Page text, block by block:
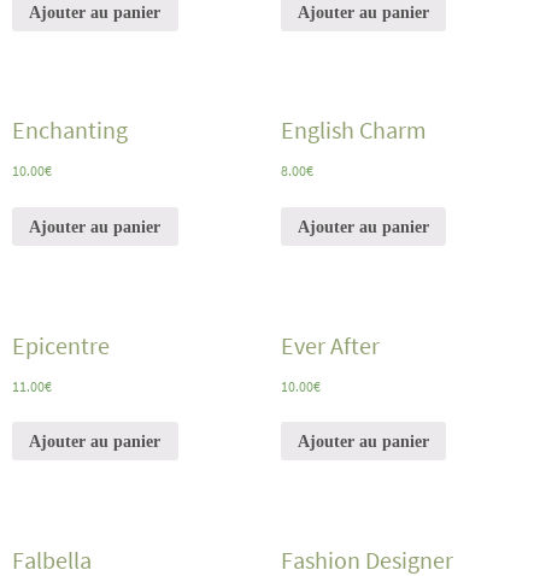
Ajouter au panier Ajouter au panier
Enchanting
10.00€
Ajouter au panier
English Charm
8.00€
Ajouter au panier
Epicentre
11.00€
Ajouter au panier
Ever After
10.00€
Ajouter au panier
Falbella Fashion Designer